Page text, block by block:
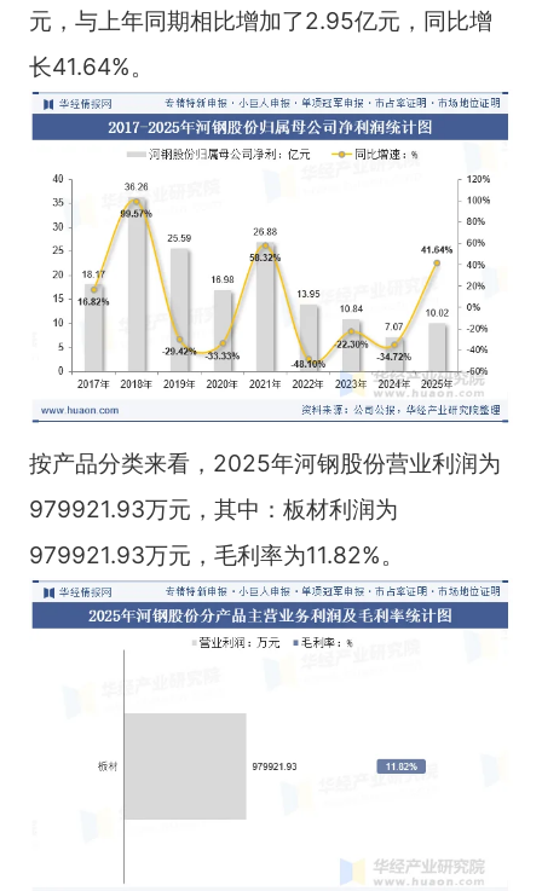
元，与上年同期相比增加了2.95亿元，同比增
长41.64%。
按产品分类来看，2025年河钢股份营业利润为
979921.93万元，其中：板材利润为
979921.93万元，毛利率为11.82%。